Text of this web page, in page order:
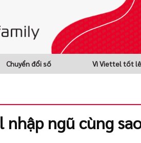
Chuyển đổi số Vì Viettel tốt
ngũ cùng